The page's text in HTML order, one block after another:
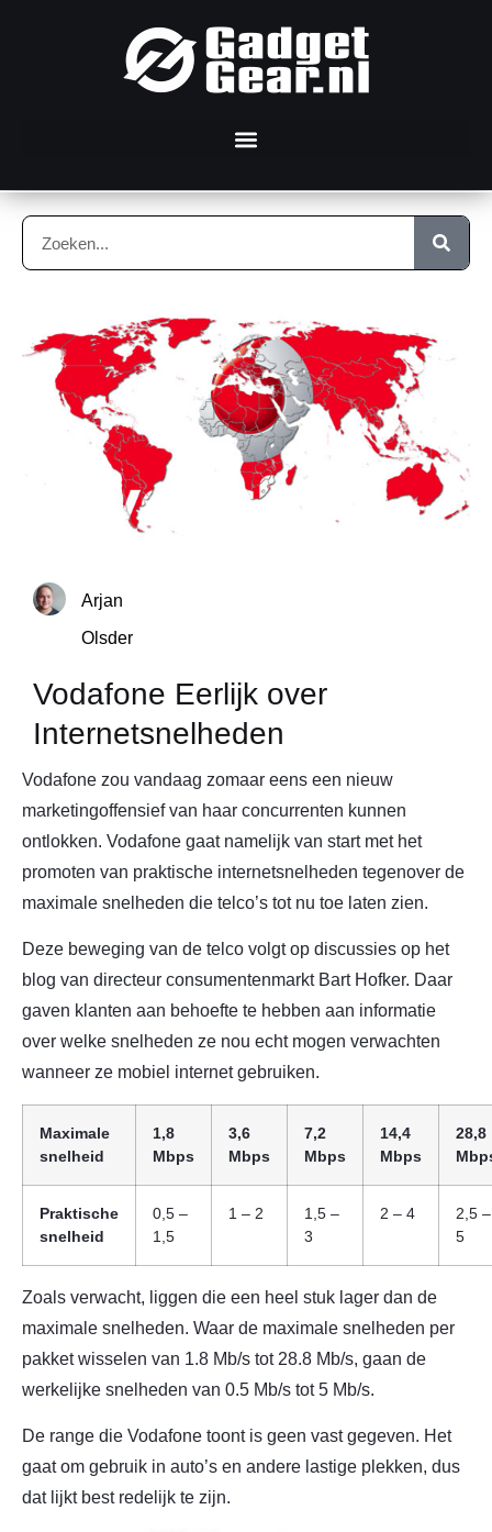
Arjan
Olsder
Vodafone Eerlijk over
Internetsnelheden
Vodafone zou vandaag zomaar eens een nieuw
marketingoffensief van haar concurrenten kunnen
ontlokken. Vodafone gaat namelijk van start met het
promoten van praktische internetsnelheden tegenover de
maximale snelheden die telco’s tot nu toe laten zien.
Deze beweging van de telco volgt op discussies op het
blog van directeur consumentenmarkt Bart Hofker. Daar
gaven klanten aan behoefte te hebben aan informatie
over welke snelheden ze nou echt mogen verwachten
wanneer ze mobiel internet gebruiken.
Maximale
snelheid
1,8
Mbps
3,6
Mbps
7,2
Mbps
14,4
Mbps
28,8
Praktische
snelheid
0,5 –
1,5
1 – 2
1,5 –
3
2 – 4
2,5 –
5
Zoals verwacht, liggen die een heel stuk lager dan de
maximale snelheden. Waar de maximale snelheden per
pakket wisselen van 1.8 Mb/s tot 28.8 Mb/s, gaan de
werkelijke snelheden van 0.5 Mb/s tot 5 Mb/s.
De range die Vodafone toont is geen vast gegeven. Het
gaat om gebruik in auto’s en andere lastige plekken, dus
dat lijkt best redelijk te zijn.